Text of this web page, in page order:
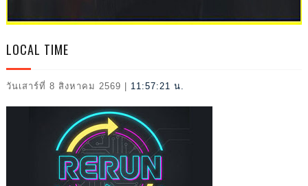
2026
LOCAL TIME
วันเสาร์ที่ 8 สิงหาคม 2569 11:57:22 น.